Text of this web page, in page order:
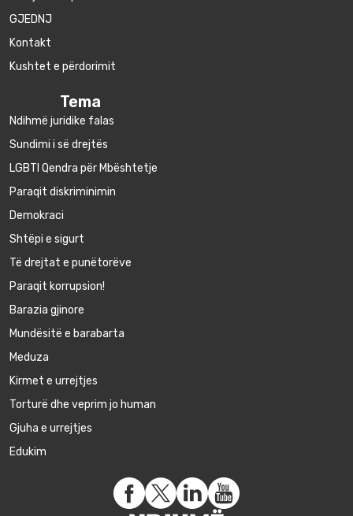
GJEDNJ
Kontakt
Kushtet e përdorimit
Tema
Ndihmë juridike falas
Sundimi i së drejtës
LGBTI Qendra për Mbështetje
Paraqit diskriminimin
Demokraci
Shtëpi e sigurt
Të drejtat e punëtorëve
Paraqit korrupsion!
Barazia gjinore
Mundësitë e barabarta
Meduza
Kirmet e urrejtjes
Torturë dhe veprim jo human
Gjuha e urrejtjes
Edukim